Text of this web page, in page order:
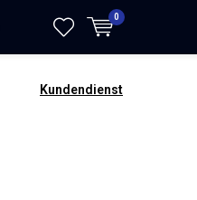
0
Kundendienst